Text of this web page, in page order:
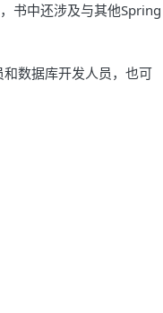
书中还涉及与其他Spring
和数据库开发人员，也可